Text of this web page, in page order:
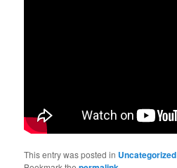
This entry was posted in Uncategorized